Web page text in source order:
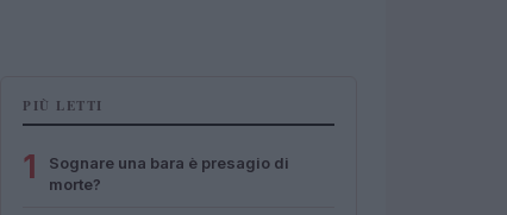
PIÙ LETTI
1
Sognare una bara è presagio di
morte?